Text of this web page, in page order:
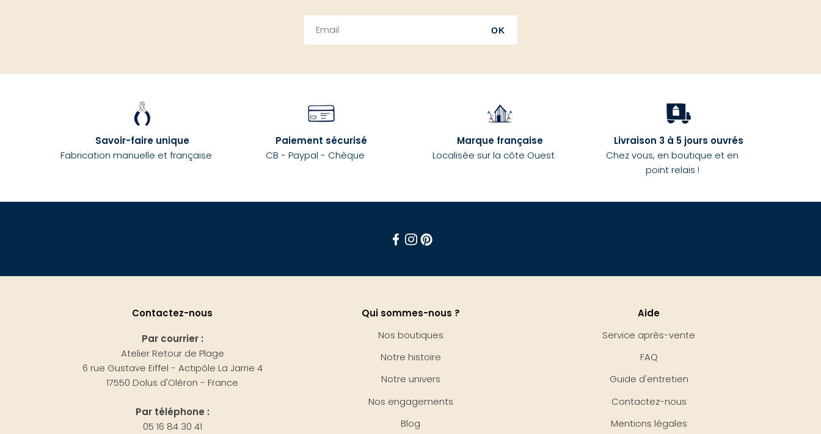
OK
Savoir-faire unique
Fabrication manuelle et française
Paiement sécurisé
CB - Paypal - Chèque
Marque française
Localisée sur la côte Ouest
Livraison 3 à 5 jours ouvrés
Chez vous, en boutique et en
point relais !
Contactez-nous
Par courrier :
Atelier Retour de Plage
6 rue Gustave Eiffel - Actipôle La Jarrie 4
17550 Dolus d'Oléron - France
Par téléphone :
05 16 84 30 41
Qui sommes-nous ?
Nos boutiques
Notre histoire
Notre univers
Nos engagements
Blog
Aide
Service après-vente
FAQ
Guide d'entretien
Contactez-nous
Mentions légales